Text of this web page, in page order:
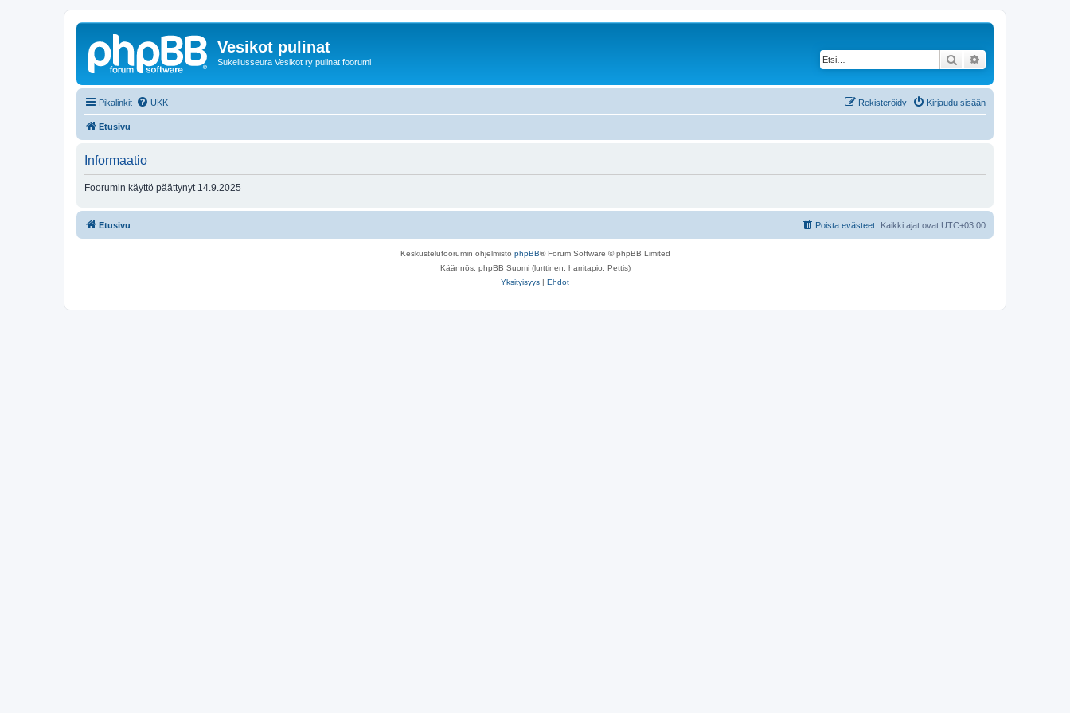
Vesikot pulinat
Sukellusseura Vesikot ry pulinat foorumi Etsi
Pikalinkit UKK Kirjaudu sisään
Rekisteröidy
Etusivu
Informaatio
Foorumin käyttö päättynyt 14.9.2025
Etusivu Kaikki ajat ovat UTC+03:00
Poista evästeet
Keskustelufoorumin ohjelmisto phpBB® Forum Software © phpBB Limited
Käännös: phpBB Suomi (lurttinen, harritapio, Pettis)
Yksityisyys | Ehdot